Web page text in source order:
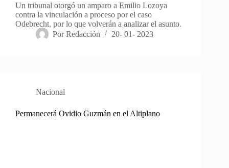
Un tribunal otorgó un amparo a Emilio Lozoya
contra la vinculación a proceso por el caso
Odebrecht, por lo que volverán a analizar el asunto.
Por Redacción 20- 01- 2023
Nacional
Permanecerá Ovidio Guzmán en el Altiplano